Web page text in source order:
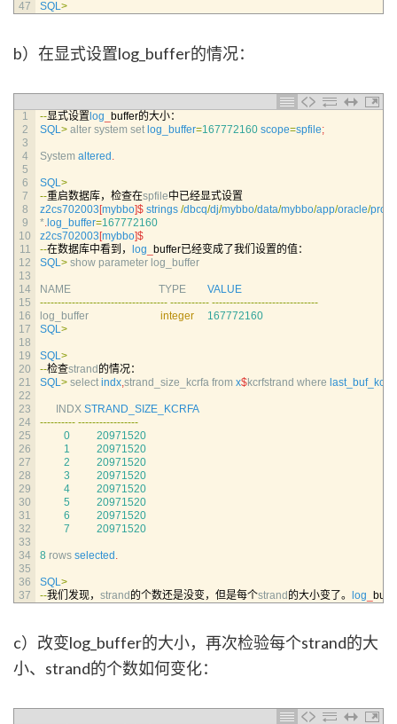
47 SQL>
b）在显式设置log_buffer的情况：
1
2
3
4
5
6
7
8
9
10
11
12
13
14
15
16
17
18
19
20
21
22
23
24
25
26
27
28
29
30
31
32
33
34
35
36
37
--显式设置 log
buffer的大小：
SQL> alter system set log_buffer=167772160 scope=spfile;
System altered .
SQL>
--重启数据库，检查在spfile中已经显式设置
z2cs702003 [mybbo]$ strings /dbcq/dj/mybbo/data/mybbo/app/oracle/
*. log_buffer=167772160
z2cs702003 [mybbo]$
--在数据库中看到， log
buffer已经变成了我们设置的值：
SQL> show parameter log_buffer
NAME TYPE VALUE
------------------------------------ ----------- ------------------------------
log_buffer integer
167772160
SQL>
SQL>
--检查strand 的情况：
SQL> select indx,strand_size_kcrfa from x$kcrfstrand where last_buf_kcrfa
INDX STRAND_SIZE_KCRFA
---------- -----------------
0
20971520
1
20971520
2
20971520
3
20971520
4
20971520
5
20971520
6
20971520
7
20971520
8 rows selected .
SQL>
--我们发现， strand 的个数还是没变，但是每个strand 的大小变了。 log
c）改变log_buffer的大小，再次检验每个strand的大
小、strand的个数如何变化：